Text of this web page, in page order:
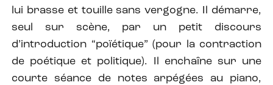
lui brasse et touille sans vergogne. Il démarre,
seul sur scène, par un petit discours
d’introduction “poïétique” (pour la contraction
de poétique et politique). Il enchaîne sur une
courte séance de notes arpégées au piano,